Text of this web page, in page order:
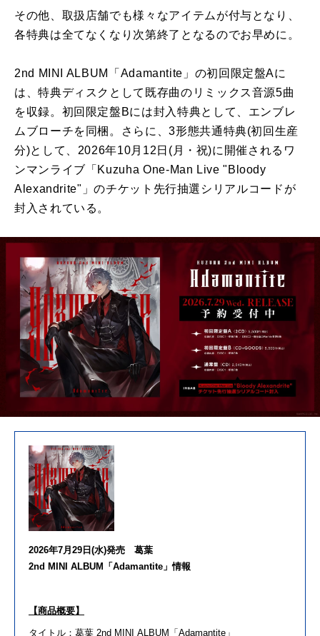
その他、取扱店舗でも様々なアイテムが付与となり、
各特典は全てなくなり次第終了となるのでお早めに。
2nd MINI ALBUM「Adamantite」の初回限定盤Aに
は、特典ディスクとして既存曲のリミックス音源5曲
を収録。初回限定盤Bには封入特典として、エンブレ
ムブローチを同梱。さらに、3形態共通特典(初回生産
分)として、2026年10月12日(月・祝)に開催されるワ
ンマンライブ「Kuzuha One-Man Live "Bloody
Alexandrite"」のチケット先行抽選シリアルコードが
封入されている。
2026年7月 29 日 (水)発売
葛葉
2nd MINI ALBUM 「 Adamantite 」情報
【商品概要】
タイトル： 葛葉 2nd MINI ALBUM 「 Adamantite 」